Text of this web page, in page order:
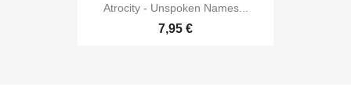
Atrocity - Unspoken Names...
7,95 €